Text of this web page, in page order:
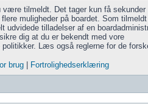
være tilmeldt. Det tager kun få sekunder
muligheder på boardet. Som tilmeldt
udvidede tilladelser af en
dig at du er bekendt med vore
politikker. Læs også reglerne for de
brug
Fortrolighedserklæring